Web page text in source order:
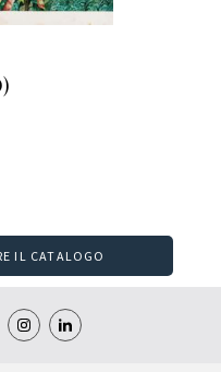
IL CATALOGO